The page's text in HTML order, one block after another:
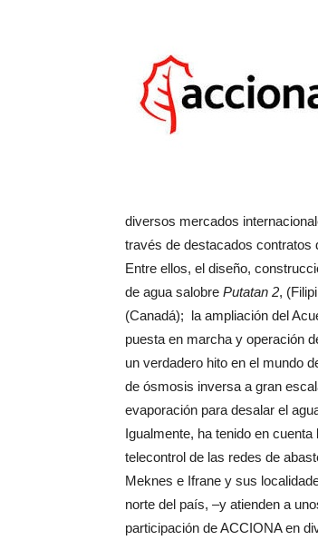
diversos mercados
través de destacados contratos
Entre ellos, el diseño,
de agua salobre Putatan 2,
(Canadá); la ampliación del
puesta en marcha y operación
un verdadero hito en el mundo
de ósmosis inversa a gran
evaporación para desalar el
Igualmente, ha tenido en
telecontrol de las redes de
Meknes e Ifrane y sus
norte del país, –y atienden a
participación de ACCIONA en